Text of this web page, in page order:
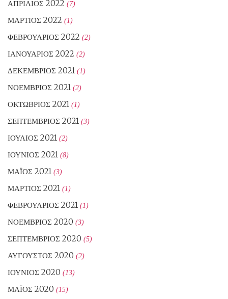
ΑΠΡΊΛΙΟΣ 2022 (7)
ΜΆΡΤΙΟΣ 2022 (1)
ΦΕΒΡΟΥΆΡΙΟΣ 2022 (2)
ΙΑΝΟΥΆΡΙΟΣ 2022 (2)
ΔΕΚΈΜΒΡΙΟΣ 2021 (1)
ΝΟΈΜΒΡΙΟΣ 2021 (2)
ΟΚΤΏΒΡΙΟΣ 2021 (1)
ΣΕΠΤΈΜΒΡΙΟΣ 2021 (3)
ΙΟΎΛΙΟΣ 2021 (2)
ΙΟΎΝΙΟΣ 2021 (8)
ΜΆΙΟΣ 2021 (3)
ΜΆΡΤΙΟΣ 2021 (1)
ΦΕΒΡΟΥΆΡΙΟΣ 2021 (1)
ΝΟΈΜΒΡΙΟΣ 2020 (3)
ΣΕΠΤΈΜΒΡΙΟΣ 2020 (5)
ΑΎΓΟΥΣΤΟΣ 2020 (2)
ΙΟΎΝΙΟΣ 2020 (13)
ΜΆΙΟΣ 2020 (15)